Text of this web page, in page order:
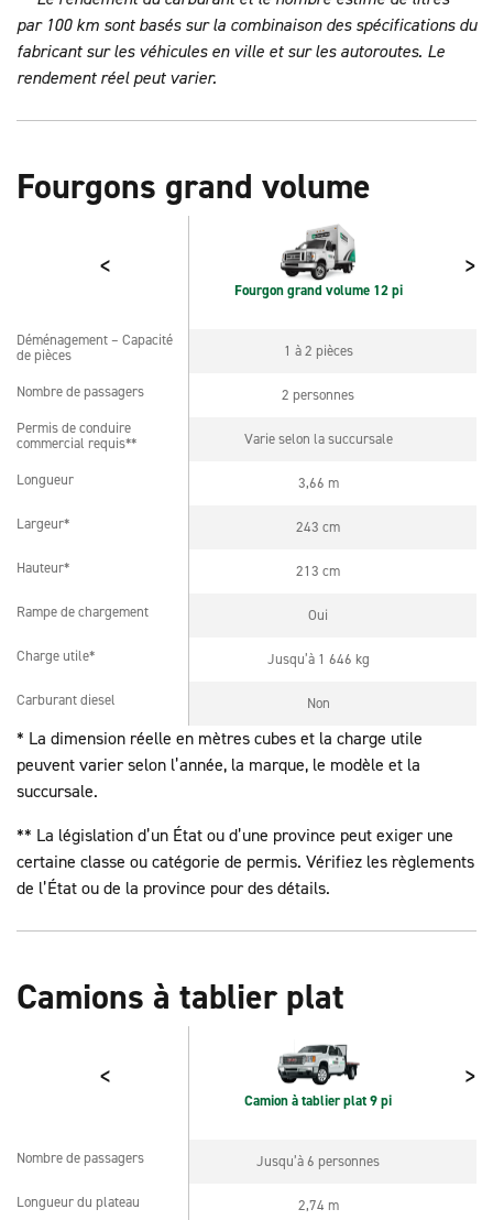
par 100 km sont basés sur la combinaison des spécifications du
fabricant sur les véhicules en ville et sur les autoroutes. Le
rendement réel peut varier.
Fourgons grand volume
< >
Fourgon grand volume 12 pi
Déménagement – Capacité
de pièces
1 à 2 pièces
Nombre de passagers 2 personnes
Permis de conduire
commercial requis**
Varie selon la succursale
Longueur 3,66 m
Largeur* 243 cm
Hauteur* 213 cm
Rampe de chargement Oui
Charge utile* Jusqu’à 1 646 kg
Carburant diesel Non
Déménagement – Capacité
de pièces
Nombre de passagers
Permis de conduire
commercial requis**
Longueur
Largeur*
Hauteur*
Rampe de chargement
Charge utile*
Carburant diesel
* La dimension réelle en mètres cubes et la charge utile
peuvent varier selon l’année, la marque, le modèle et la
succursale.
** La législation d’un État ou d’une province peut exiger une
certaine classe ou catégorie de permis. Vérifiez les règlements
de l’État ou de la province pour des détails.
Camions à tablier plat
< >
Camion à tablier plat 9 pi
Nombre de passagers Jusqu’à 6 personnes
Longueur du plateau 2,74 m
Nombre de passagers
Longueur du plateau